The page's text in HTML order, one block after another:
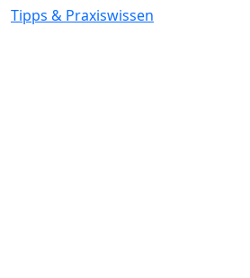
Tipps & Praxiswissen